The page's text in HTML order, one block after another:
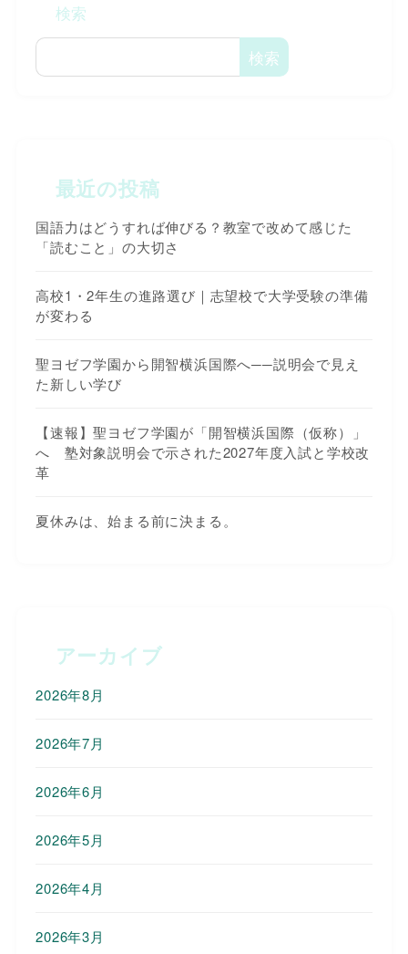
検索
検索
最近の投稿
国語力はどうすれば伸びる？教室で改めて感じた
「読むこと」の大切さ
高校1・2年生の進路選び｜志望校で大学受験の準備
が変わる
聖ヨゼフ学園から開智横浜国際へ──説明会で見え
た新しい学び
【速報】聖ヨゼフ学園が「開智横浜国際（仮称）」
へ 塾対象説明会で示された2027年度入試と学校改
革
夏休みは、始まる前に決まる。
アーカイブ
2026年8月
2026年7月
2026年6月
2026年5月
2026年4月
2026年3月